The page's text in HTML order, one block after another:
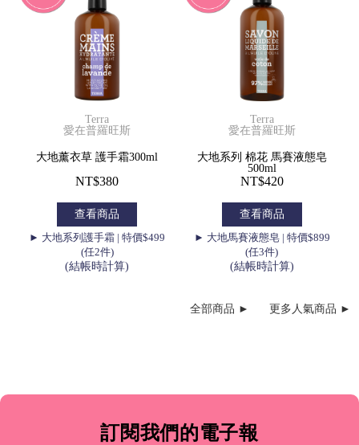
Terra
愛在普羅旺斯
大地薰衣草 護手霜300ml
NT$380
查看商品
► 大地系列護手霜 | 特價$499
(任2件)
(結帳時計算)
Terra
愛在普羅旺斯
大地系列 棉花 馬賽液態皂
500ml
NT$420
查看商品
► 大地馬賽液態皂 | 特價$899
(任3件)
(結帳時計算)
更多人氣商品 ►
全部商品 ►
訂閱我們的電子報